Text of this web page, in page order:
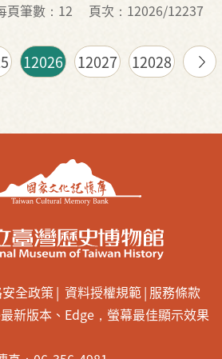
頁筆數：12 頁次：12026/12237
12026 12027 12028
全政策 資料授權規範 服務條款
新版本、Edge，螢幕最佳顯示效果